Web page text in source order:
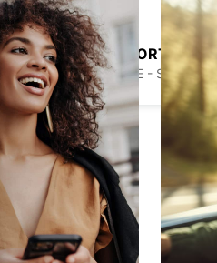
EL HIERRO AIRPORT
VILLA DE VALVERDE - SPAIN